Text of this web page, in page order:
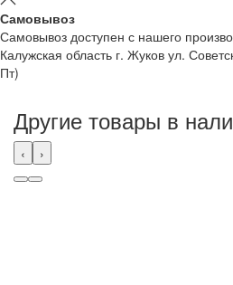
Самовывоз
Самовывоз доступен с нашего
Калужская область г. Жуков ул.
Пт)
Другие товары в
‹ ›